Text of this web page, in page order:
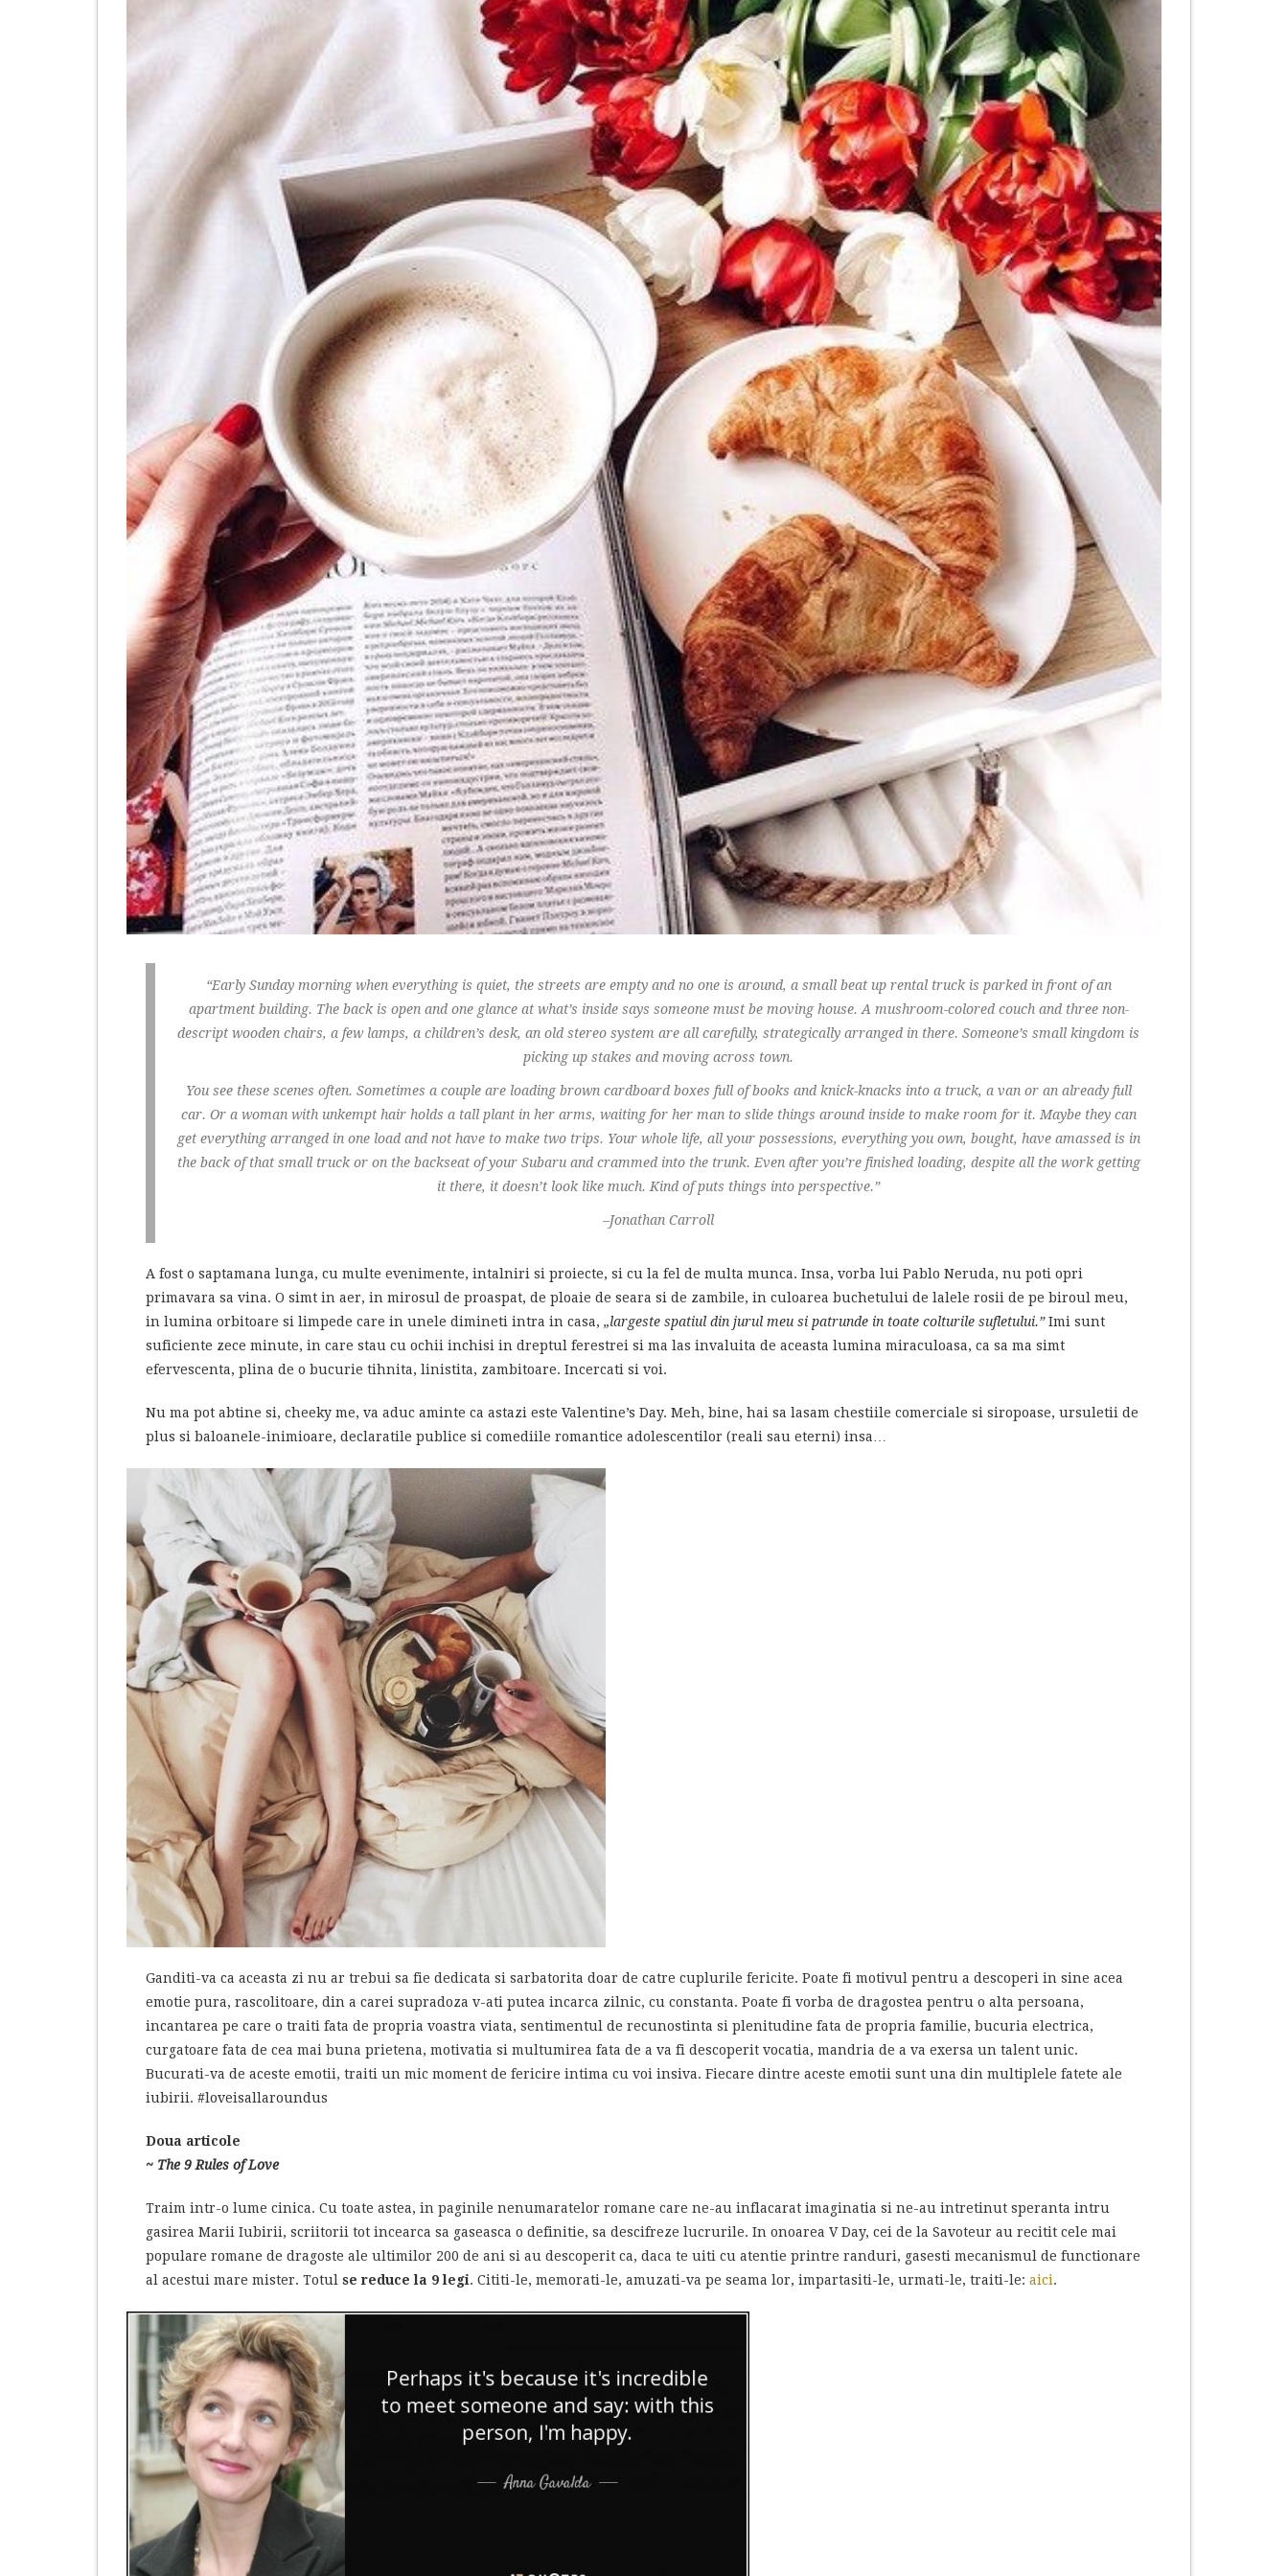
“Early Sunday morning when everything is quiet, the streets are empty and no one is around, a small beat up rental truck is parked in front of an
apartment building. The back is open and one glance at what’s inside says someone must be moving house. A mushroom-colored couch and three non-
descript wooden chairs, a few lamps, a children’s desk, an old stereo system are all carefully, strategically arranged in there. Someone’s small kingdom is
picking up stakes and moving across town.
You see these scenes often. Sometimes a couple are loading brown cardboard boxes full of books and knick-knacks into a truck, a van or an already full
car. Or a woman with unkempt hair holds a tall plant in her arms, waiting for her man to slide things around inside to make room for it. Maybe they can
get everything arranged in one load and not have to make two trips. Your whole life, all your possessions, everything you own, bought, have amassed is in
the back of that small truck or on the backseat of your Subaru and crammed into the trunk. Even after you’re finished loading, despite all the work getting
it there, it doesn’t look like much. Kind of puts things into perspective.”
–Jonathan Carroll
A fost o saptamana lunga, cu multe evenimente, intalniri si proiecte, si cu la fel de multa munca. Insa, vorba lui Pablo Neruda, nu poti opri
primavara sa vina. O simt in aer, in mirosul de proaspat, de ploaie de seara si de zambile, in culoarea buchetului de lalele rosii de pe biroul meu,
in lumina orbitoare si limpede care in unele dimineti intra in casa, „largeste spatiul din jurul meu si patrunde in toate colturile sufletului.”Imi sunt
suficiente zece minute, in care stau cu ochii inchisi in dreptul ferestrei si ma las invaluita de aceasta lumina miraculoasa, ca sa ma simt
efervescenta, plina de o bucurie tihnita, linistita, zambitoare. Incercati si voi.
Nu ma pot abtine si, cheeky me, va aduc aminte ca astazi este Valentine’s Day. Meh, bine, hai sa lasam chestiile comerciale si siropoase, ursuletii de
plus si baloanele-inimioare, declaratile publice si comediile romantice adolescentilor (reali sau eterni) insa…
Ganditi-va ca aceasta zi nu ar trebui sa fie dedicata si sarbatorita doar de catre cuplurile fericite. Poate fi motivul pentru a descoperi in sine acea
emotie pura, rascolitoare, din a carei supradoza v-ati putea incarca zilnic, cu constanta. Poate fi vorba de dragostea pentru o alta persoana,
incantarea pe care o traiti fata de propria voastra viata, sentimentul de recunostinta si plenitudine fata de propria familie, bucuria electrica,
curgatoare fata de cea mai buna prietena, motivatia si multumirea fata de a va fi descoperit vocatia, mandria de a va exersa un talent unic.
Bucurati-va de aceste emotii, traiti un mic moment de fericire intima cu voi insiva. Fiecare dintre aceste emotii sunt una din multiplele fatete ale
iubirii. #loveisallaroundus
Doua articole
~ The 9 Rules of Love
Traim intr-o lume cinica. Cu toate astea, in paginile nenumaratelor romane care ne-au inflacarat imaginatia si ne-au intretinut speranta intru
gasirea Marii Iubirii, scriitorii tot incearca sa gaseasca o definitie, sa descifreze lucrurile. In onoarea V Day, cei de la Savoteur au recitit cele mai
populare romane de dragoste ale ultimilor 200 de ani si au descoperit ca, daca te uiti cu atentie printre randuri, gasesti mecanismul de functionare
al acestui mare mister. Totul se reduce la 9 legi. Cititi-le, memorati-le, amuzati-va pe seama lor, impartasiti-le, urmati-le, traiti-le: aici.